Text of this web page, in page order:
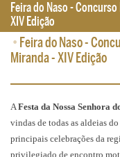
• Feira do Naso -
Miranda - XIV Edição
AFesta da Nossa Senhora
vindas de todas as aldeias
principais celebrações da
privilegiado de encontro
Feira do Naso -
XIV Edição